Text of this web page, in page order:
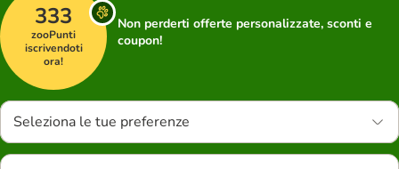
333
zooPunti
iscrivendoti
ora!
Non perderti offerte personalizzate, sconti e
coupon!
Seleziona le tue preferenze